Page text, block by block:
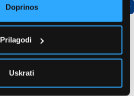
Doprinos
Prilagodi
Uskrati
LG GBBSJ10EPY
zamrzivačem
510,99 EUR